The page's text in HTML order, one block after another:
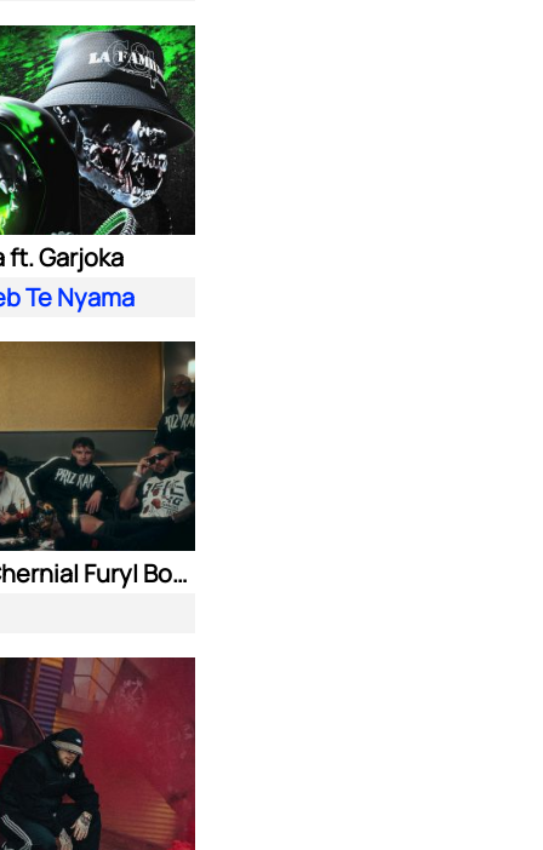
ft. Garjoka
Te Nyama
Nasyo Chernia| Fury| Bobo Armani| & N.A.S.I.